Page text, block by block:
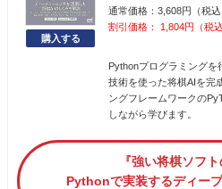
通常価格：3,608円（税込
割引価格： 1,804円（税込
Pythonプログラミング
技術を使った将棋AIを完
ングフレームワークの
しながら学びます。
『強い将棋ソフ
Pythonで実装するディー